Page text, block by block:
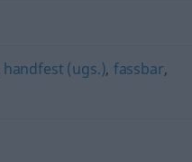
handfest (ugs.), fassbar,